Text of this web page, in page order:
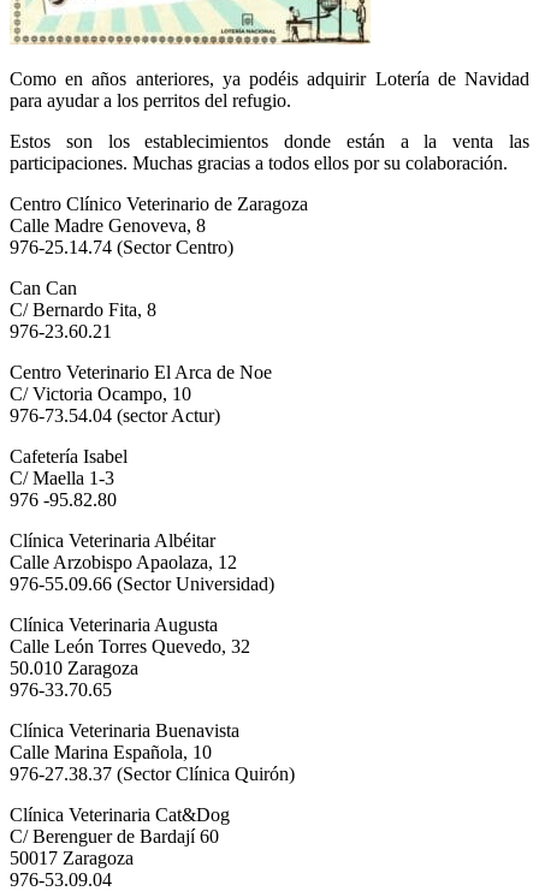
Como en años anteriores, ya podéis adquirir Lotería de Navidad
para ayudar a los perritos del refugio.
Estos son los establecimientos donde están a la venta las
participaciones. Muchas gracias a todos ellos por su colaboración.
Centro Clínico Veterinario de Zaragoza
Calle Madre Genoveva, 8
976-25.14.74 (Sector Centro)
Can Can
C/ Bernardo Fita, 8
976-23.60.21
Centro Veterinario El Arca de Noe
C/ Victoria Ocampo, 10
976-73.54.04 (sector Actur)
Cafetería Isabel
C/ Maella 1-3
976 -95.82.80
Clínica Veterinaria Albéitar
Calle Arzobispo Apaolaza, 12
976-55.09.66 (Sector Universidad)
Clínica Veterinaria Augusta
Calle León Torres Quevedo, 32
50.010 Zaragoza
976-33.70.65
Clínica Veterinaria Buenavista
Calle Marina Española, 10
976-27.38.37 (Sector Clínica Quirón)
Clínica Veterinaria Cat&Dog
C/ Berenguer de Bardají 60
50017 Zaragoza
976-53.09.04